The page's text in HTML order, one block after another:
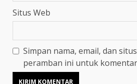
Situs Web
Simpan nama, email, dan
peramban ini untuk